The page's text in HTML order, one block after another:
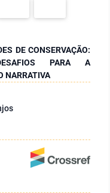
DE CONSERVAÇÃO:
PARA A
NARRATIVA